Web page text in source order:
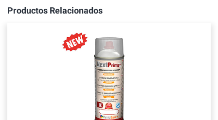
Productos Relacionados